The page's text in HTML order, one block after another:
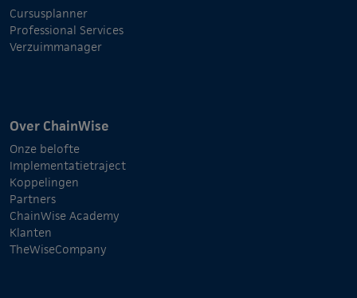
Cursusplanner
Professional Services
Verzuimmanager
Over ChainWise
Onze belofte
Implementatietraject
Koppelingen
Partners
ChainWise Academy
Klanten
TheWiseCompany